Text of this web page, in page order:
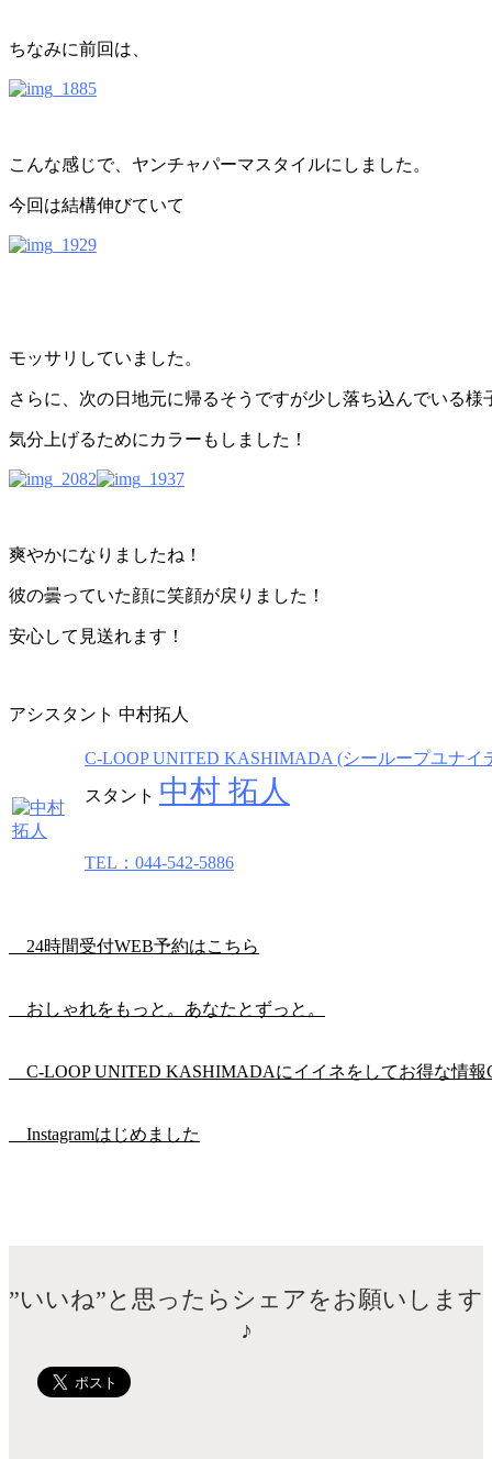
ちなみに前回は、
こんな感じで、ヤンチャパーマスタイルにしました。
今回は結構伸びていて
モッサリしていました。
さらに、次の日地元に帰るそうですが少し落ち込んでいる様
気分上げるためにカラーもしました！
爽やかになりましたね！
彼の曇っていた顔に笑顔が戻りました！
安心して見送れます！
アシスタント 中村拓人
C-LOOP UNITED KASHIMADA (シーループユナイ
スタント 中村 拓人
TEL：044-542-5886
24時間受付WEB予約はこちら
おしゃれをもっと。あなたとずっと。
C-LOOP UNITED KASHIMADAにイイネをしてお得な情報
Instagramはじめました
”いいね”と思ったらシェアをお願いします
♪